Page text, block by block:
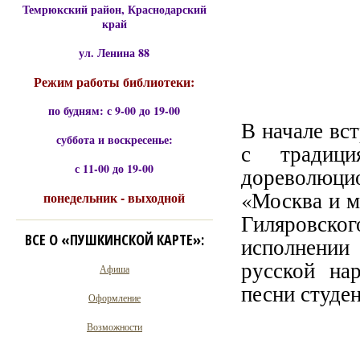
В начале
с
«Москва и
русской
песни
Темрюкский район, Краснодарский
край
ул. Ленина 88
Режим работы библиотеки:
по будням: с 9-00 до 19-00
суббота и воскресенье:
с 11-00 до 19-00
понедельник - выходной
ВСЕ О «ПУШКИНСКОЙ КАРТЕ»:
Афиша
Оформление
Возможности